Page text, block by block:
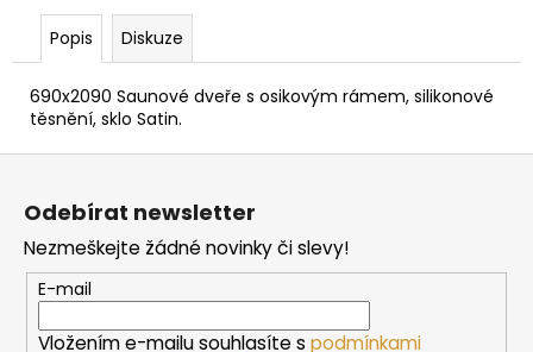
Popis Diskuze
690x2090 Saunové dveře s osikovým rámem, silikonové
těsnění, sklo Satin.
m
e
SAUNOVÁ
DŘEVO
HARVIA
M3
10
138
Kč
Z
Odebírat newsletter
Nezmeškejte žádné novinky či slevy!
E-mail
Vložením e-mailu souhlasíte s podmínkami